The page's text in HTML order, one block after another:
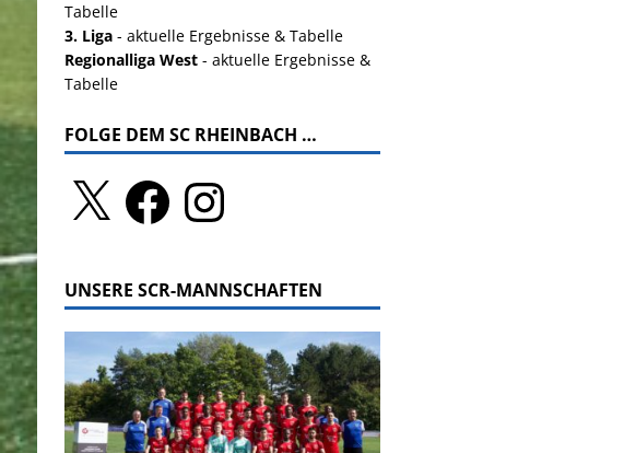
Tabelle
3. Liga- aktuelle Ergebnisse & Tabelle
Regionalliga West - aktuelle Ergebnisse &
Tabelle
FOLGE DEM SC RHEINBACH …
UNSERE SCR-MANNSCHAFTEN